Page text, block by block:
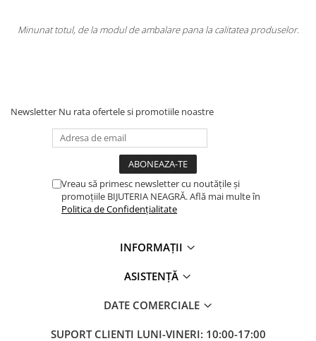
produselor.
Totul la superlativ! Produsul, fix descrierea,
Newsletter Nu rata ofertele si promotiile noastre
Vreau să primesc newsletter cu noutățile și
promoțiile BIJUTERIA NEAGRĂ. Află mai multe în
Politica de Confidențialitate
INFORMAȚII
ASISTENȚĂ
DATE COMERCIALE
SUPORT CLIENTI LUNI-VINERI: 10:00-17:00